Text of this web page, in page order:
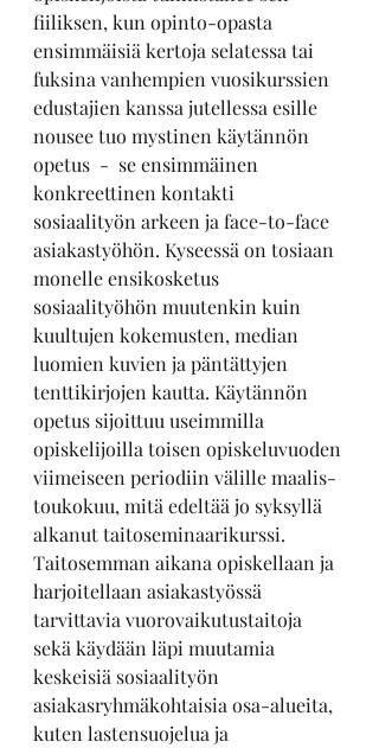
fiiliksen, kun opinto-opasta
ensimmäisiä kertoja selatessa tai
fuksina vanhempien vuosikurssien
edustajien kanssa jutellessa esille
nousee tuo mystinen käytännön
opetus  -  se ensimmäinen
konkreettinen kontakti
sosiaalityön arkeen ja face-to-face
asiakastyöhön. Kyseessä on tosiaan
monelle ensikosketus
sosiaalityöhön muutenkin kuin
kuultujen kokemusten, median
luomien kuvien ja päntättyjen
tenttikirjojen kautta. Käytännön
opetus sijoittuu useimmilla
opiskelijoilla toisen opiskeluvuoden
viimeiseen periodiin välille maalis-
toukokuu, mitä edeltää jo syksyllä
alkanut taitoseminaarikurssi.
Taitosemman aikana opiskellaan ja
harjoitellaan asiakastyössä
tarvittavia vuorovaikutustaitoja
sekä käydään läpi muutamia
keskeisiä sosiaalityön
asiakasryhmäkohtaisia osa-alueita,
kuten lastensuojelua ja